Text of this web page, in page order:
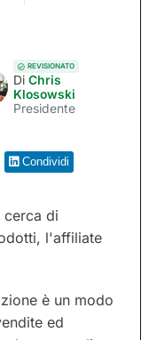
REVISIONATO
Di Chris
Klosowski
Presidente
Condividi
cerca di
l'affiliate
è un modo
ed